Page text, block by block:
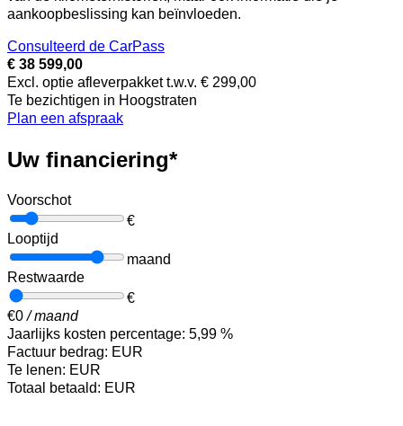
aankoopbeslissing kan beïnvloeden.
Consulteerd de CarPass
€ 38 599,00
Excl. optie afleverpakket t.w.v. € 299,00
Te bezichtigen in Hoogstraten
Plan een afspraak
Uw financiering*
Voorschot
€
Looptijd
maand
Restwaarde
€
€0/ maand
Jaarlijks kosten percentage: 5,99 %
Factuur bedrag: EUR
Te lenen: EUR
Totaal betaald: EUR